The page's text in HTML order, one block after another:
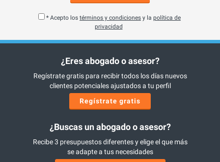
* Acepto los términos y condiciones y la política de
privacidad
¿Eres abogado o asesor?
Regístrate gratis para recibir todos los días nuevos
clientes potenciales ajustados a tu perfil
Regístrate gratis
¿Buscas un abogado o asesor?
Recibe 3 presupuestos diferentes y elige el que más
se adapte a tus necesidades